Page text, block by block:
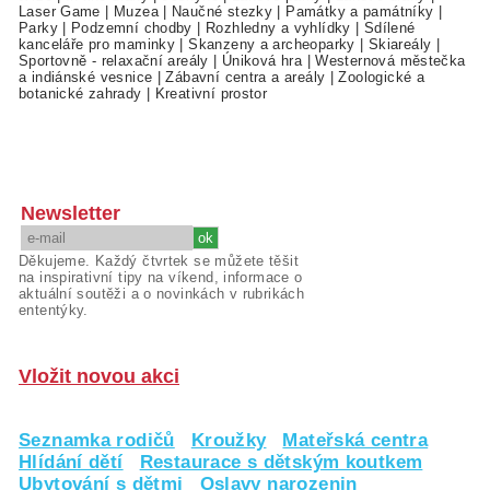
Laser Game | Muzea| Naučné stezky | Památky a památníky |
Parky| Podzemní chodby | Rozhledny a vyhlídky | Sdílené
kanceláře pro maminky |Skanzeny a archeoparky | Skiareály |
Sportovně - relaxační areály | Úniková hra |Westernová městečka
a indiánské vesnice |Zábavní centra a areály |Zoologické a
botanické zahrady | Kreativní prostor
Newsletter
Děkujeme. Každý čtvrtek se můžete těšit
na inspirativní tipy na víkend, informace o
aktuální soutěži a o novinkách v rubrikách
ententýky.
Vložit novou akci
Seznamka rodičů Kroužky
Mateřská centra
Hlídání dětí
Restaurace s dětským koutkem
Ubytování s dětmi
Oslavy narozenin